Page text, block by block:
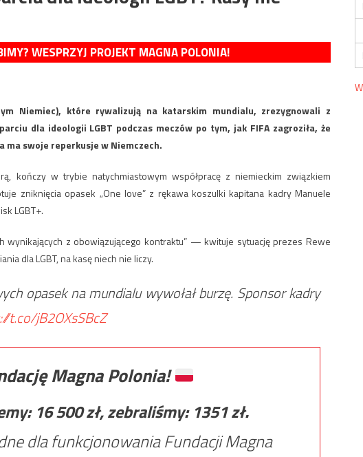
WESPRZYJ PROJEKT MAGNA POLONIA!
Niemiec), które rywalizują na katarskim mundialu, zrezygnowali z
dla ideologii LGBT podczas meczów po tym, jak FIFA zagroziła, że
ma swoje reperkusje w Niemczech.
kończy w trybie natychmiastowym współpracę z niemieckim związkiem
zniknięcia opasek „One love” z rękawa koszulki kapitana kadry Manuele
LGBT+.
wynikających z obowiązującego kontraktu” — kwituje sytuację prezes Rewe
dla LGBT, na kasę niech nie liczy.
opasek na mundialu wywołał burzę. Sponsor kadry
t.co/jB2OXsSBcZ
Magna Polonia!
16 500zł, zebraliśmy: 1351zł.
dla funkcjonowania Fundacji Magna